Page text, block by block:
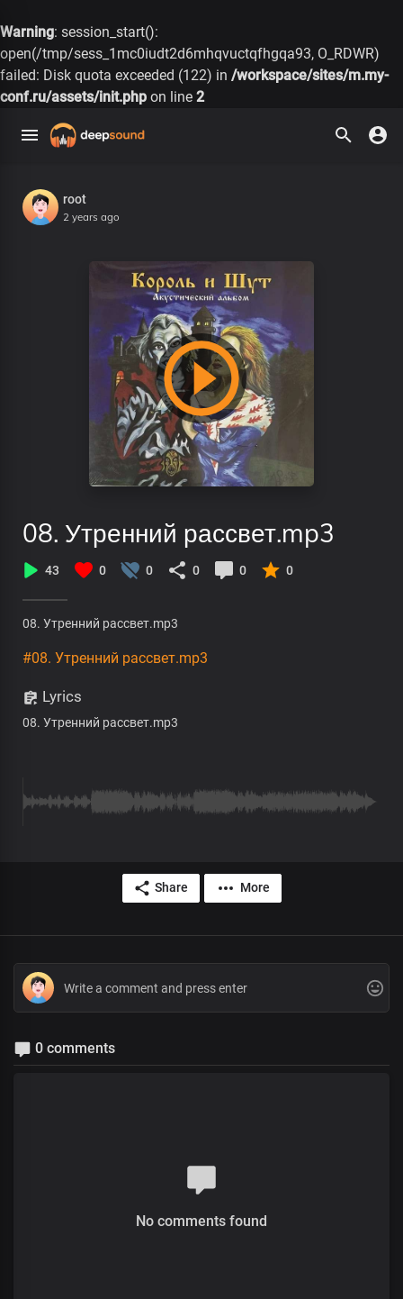
Warning: session_start():
open(/tmp/sess_1mc0iudt2d6mhqvuctqfhgqa93, O_RDWR)
failed: Disk quota exceeded (122) in /workspace/sites/m.my-
conf.ru/assets/init.php on line 2
root
2 years ago
08. Утренний рассвет.mp3
43 0 0 0 0 0
08. Утренний рассвет.mp3
#08. Утренний рассвет.mp3
Lyrics
08. Утренний рассвет.mp3
Share More
0 comments
No comments found